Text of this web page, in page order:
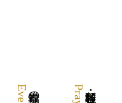
最福寺の行事 各種祈願・お参り・体験修行